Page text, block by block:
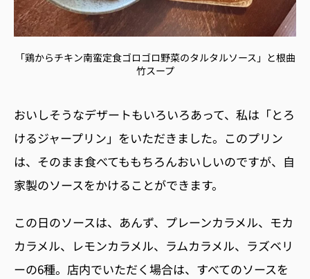
「鶏からチキン南蛮定食ゴロゴロ野菜のタルタルソース」と根曲
竹スープ
おいしそうなデザートもいろいろあって、私は「とろ
けるジャープリン」をいただきました。このプリン
は、そのまま食べてももちろんおいしいのですが、自
家製のソースをかけることができます。
この日のソースは、あんず、プレーンカラメル、モカ
カラメル、レモンカラメル、ラムカラメル、ラズベリ
ーの6種。店内でいただく場合は、すべてのソースを